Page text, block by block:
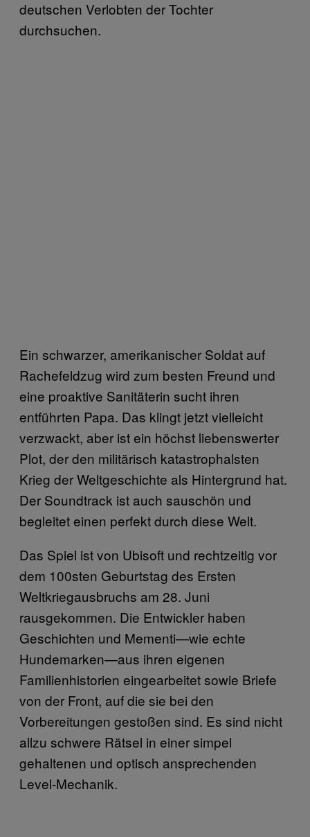
deutschen Verlobten der Tochter
durchsuchen.
Ein schwarzer, amerikanischer Soldat auf
Rachefeldzug wird zum besten Freund und
eine proaktive Sanitäterin sucht ihren
entführten Papa. Das klingt jetzt vielleicht
verzwackt, aber ist ein höchst liebenswerter
Plot, der den militärisch katastrophalsten
Krieg der Weltgeschichte als Hintergrund hat.
Der Soundtrack ist auch sauschön und
begleitet einen perfekt durch diese Welt.
Das Spiel ist von Ubisoft und rechtzeitig vor
dem 100sten Geburtstag des Ersten
Weltkriegausbruchs am 28. Juni
rausgekommen. Die Entwickler haben
Geschichten und Mementi—wie echte
Hundemarken—aus ihren eigenen
Familienhistorien eingearbeitet sowie Briefe
von der Front, auf die sie bei den
Vorbereitungen gestoßen sind. Es sind nicht
allzu schwere Rätsel in einer simpel
gehaltenen und optisch ansprechenden
Level-Mechanik.